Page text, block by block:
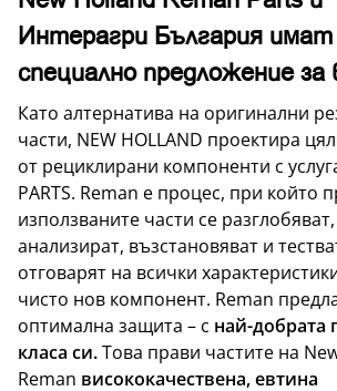
Интерагри България имат
специално предложение за
Като алтернатива на оригинални
части, NEW HOLLAND проектира
от рециклирани компоненти с
PARTS. Reman е процес, при който
използваните части се разглобяват,
анализират, възстановяват и
отговарят на всички
чисто нов компонент. Reman
оптимална защита – с най-добрата
класа си.Това прави частите на
Reman висококачествена, евтина